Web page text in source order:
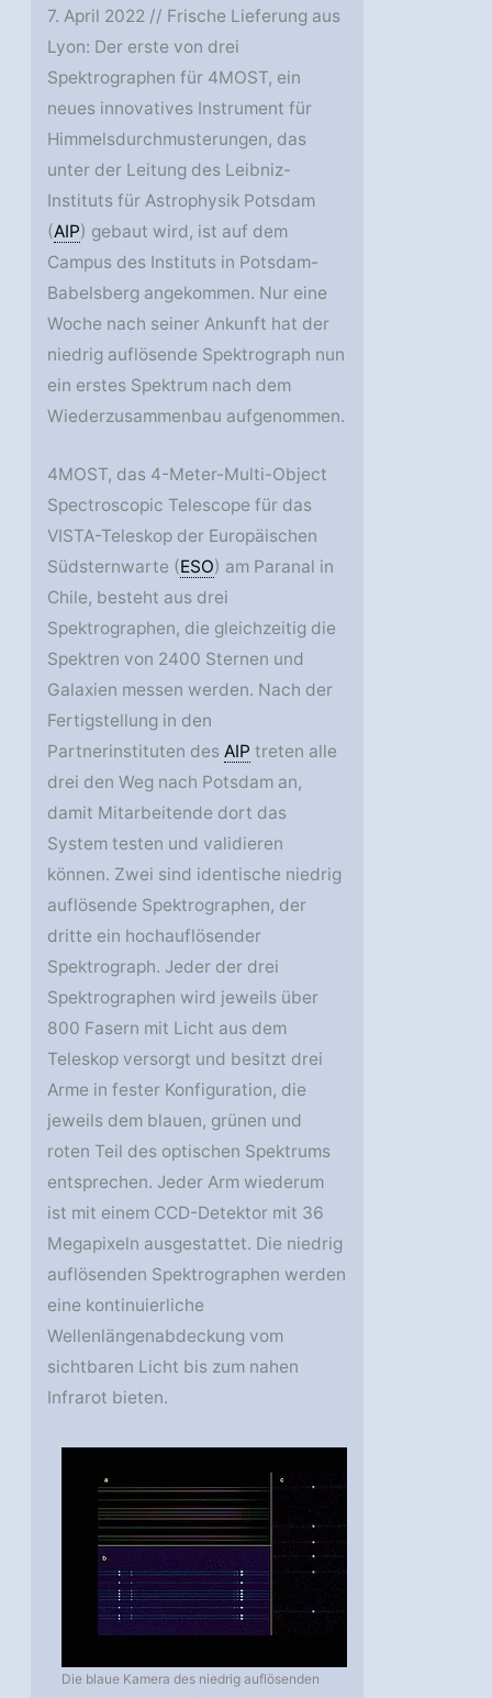
7. April 2022 // Frische Lieferung aus
Lyon: Der erste von drei
Spektrographen für 4MOST, ein
neues innovatives Instrument für
Himmelsdurchmusterungen, das
unter der Leitung des Leibniz-
Instituts für Astrophysik Potsdam
(AIP) gebaut wird, ist auf dem
Campus des Instituts in Potsdam-
Babelsberg angekommen. Nur eine
Woche nach seiner Ankunft hat der
niedrig auflösende Spektrograph nun
ein erstes Spektrum nach dem
Wiederzusammenbau aufgenommen.
4MOST, das 4-Meter-Multi-Object
Spectroscopic Telescope für das
VISTA-Teleskop der Europäischen
Südsternwarte (ESO) am Paranal in
Chile, besteht aus drei
Spektrographen, die gleichzeitig die
Spektren von 2400 Sternen und
Galaxien messen werden. Nach der
Fertigstellung in den
Partnerinstituten desAIP treten alle
drei den Weg nach Potsdam an,
damit Mitarbeitende dort das
System testen und validieren
können. Zwei sind identische niedrig
auflösende Spektrographen, der
dritte ein hochauflösender
Spektrograph. Jeder der drei
Spektrographen wird jeweils über
800 Fasern mit Licht aus dem
Teleskop versorgt und besitzt drei
Arme in fester Konfiguration, die
jeweils dem blauen, grünen und
roten Teil des optischen Spektrums
entsprechen. Jeder Arm wiederum
ist mit einem CCD-Detektor mit 36
Megapixeln ausgestattet. Die niedrig
auflösenden Spektrographen werden
eine kontinuierliche
Wellenlängenabdeckung vom
sichtbaren Licht bis zum nahen
Infrarot bieten.
Die blaue Kamera des niedrig auflösenden